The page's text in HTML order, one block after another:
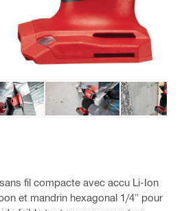
fil compacte avec accu Li-Ion
et mandrin hexagonal 1/4" pour